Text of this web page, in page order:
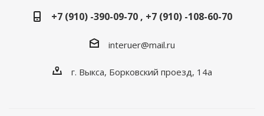
+7 (910) -390-09-70 , +7 (910) -108-60-70
interuer@mail.ru
г. Выкса, Борковский проезд, 14а